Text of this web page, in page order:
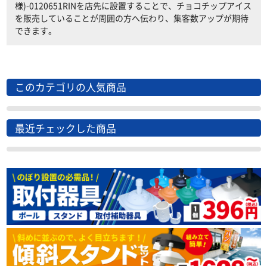
様)-0120651RINを店先に設置することで、チョコチップアイス
を販売していることが周囲の方へ伝わり、集客数アップが期待
できます。
このカテゴリの人気商品
最近チェックした商品